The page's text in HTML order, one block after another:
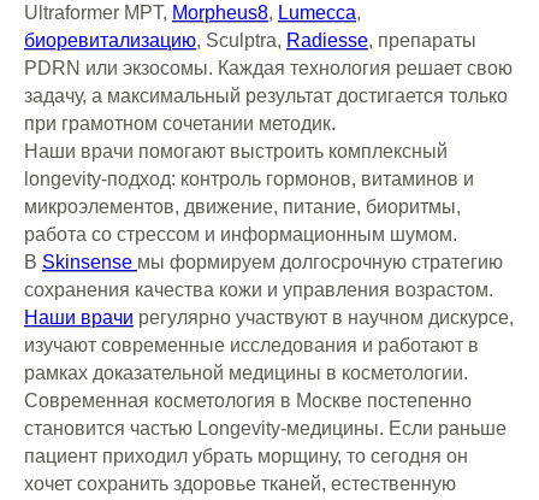
Ultraformer MPT, Morpheus8, Lumecca,
биоревитализацию, Sculptra, Radiesse, препараты
PDRN или экзосомы. Каждая технология решает свою
задачу, а максимальный результат достигается только
при грамотном сочетании методик.
Наши врачи помогают выстроить комплексный
longevity-подход: контроль гормонов, витаминов и
микроэлементов, движение, питание, биоритмы,
работа со стрессом и информационным шумом.
В Skinsense мы формируем долгосрочную стратегию
сохранения качества кожи и управления возрастом.
Наши врачи регулярно участвуют в научном дискурсе,
изучают современные исследования и работают в
рамках доказательной медицины в косметологии.
Современная косметология в Москве постепенно
становится частью Longevity-медицины. Если раньше
пациент приходил убрать морщину, то сегодня он
хочет сохранить здоровье тканей, естественную
Москва
Дмитровский переулок, 4с2
Как добраться?
Skinsense —
помогаем вам
исполнить мечту